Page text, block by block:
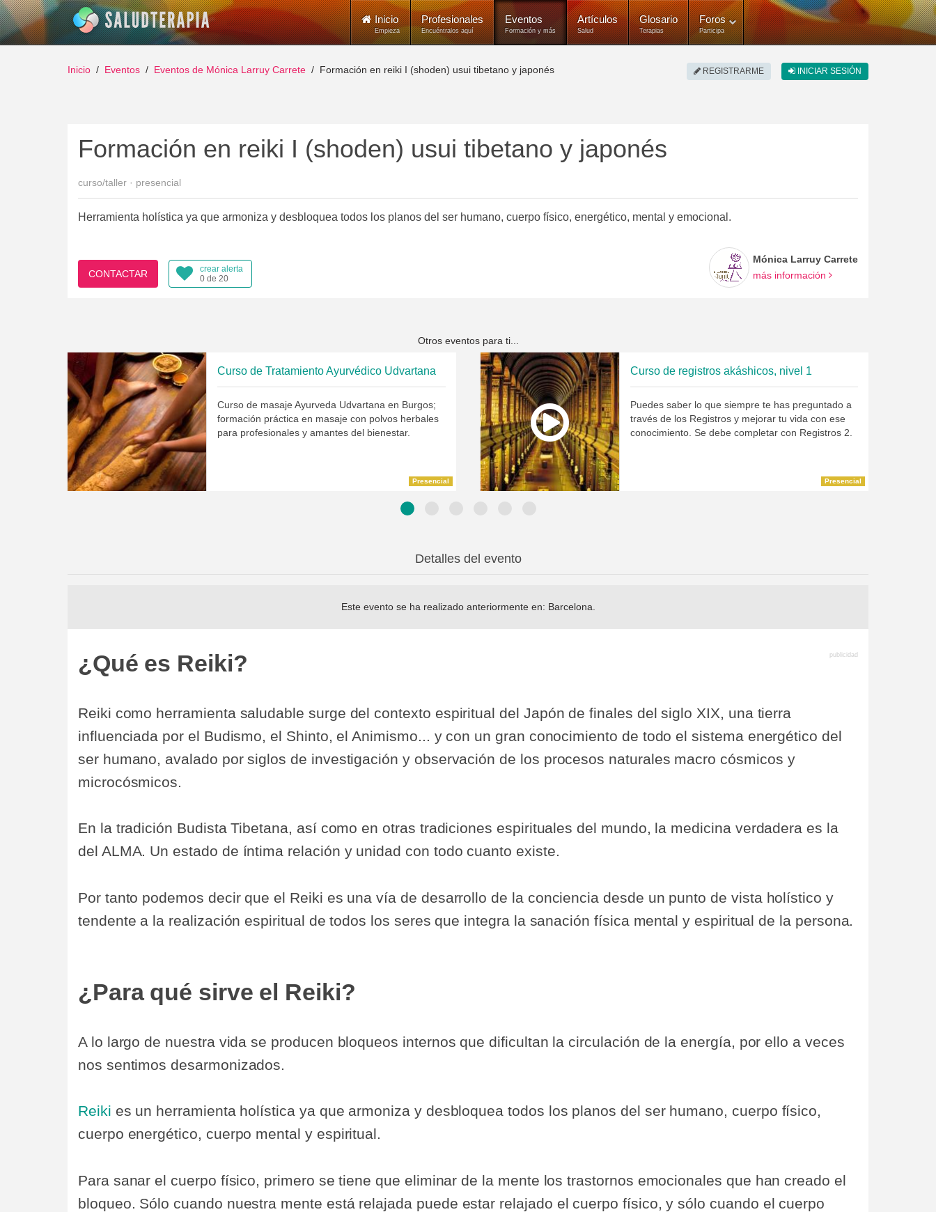
Inicio
Empieza
Profesionales
Encuéntralos aquí
Eventos
Formación y más
Artículos
Salud
Glosario
Terapias
Foros
Participa
REGISTRARME INICIAR SESIÓN
Inicio Eventos Eventos de Mónica Larruy Carrete Formación en reiki I (shoden) usui tibetano y japonés
Formación en reiki I (shoden) usui tibetano y japonés
curso/taller · presencial
Herramienta holística ya que armoniza y desbloquea todos los planos del ser humano, cuerpo físico, energético, mental y emocional.
CONTACTAR
crear alerta
0 de 20
Mónica Larruy Carrete
más información
Otros eventos para ti...
Curso de Tratamiento Ayurvédico Udvartana
Curso de masaje Ayurveda Udvartana en Burgos;
formación práctica en masaje con polvos herbales
para profesionales y amantes del bienestar.
Presencial
Curso de registros akáshicos, nivel 1
Puedes saber lo que siempre te has preguntado a
través de los Registros y mejorar tu vida con ese
conocimiento. Se debe completar con Registros 2.
Presencial
Detalles del evento
Este evento se ha realizado anteriormente en: Barcelona
¿Qué es Reiki?
Reiki como herramienta saludable surge del contexto espiritual del Japón de finales del siglo XIX, una tierra
influenciada por el Budismo, el Shinto, el Animismo... y con un gran conocimiento de todo el sistema energético del
ser humano, avalado por siglos de investigación y observación de los procesos naturales macro cósmicos y
microcósmicos.
En la tradición Budista Tibetana, así como en otras tradiciones espirituales del mundo, la medicina verdadera es la
del ALMA. Un estado de íntima relación y unidad con todo cuanto existe.
Por tanto podemos decir que el Reiki es una vía de desarrollo de la conciencia desde un punto de vista holístico y
tendente a la realización espiritual de todos los seres que integra la sanación física mental y espiritual de la persona.
¿Para qué sirve el Reiki?
A lo largo de nuestra vida se producen bloqueos internos que dificultan la circulación de la energía, por ello a veces
nos sentimos desarmonizados.
Reiki es un herramienta holística ya que armoniza y desbloquea todos los planos del ser humano, cuerpo físico,
cuerpo energético, cuerpo mental y espiritual.
Para sanar el cuerpo físico, primero se tiene que eliminar de la mente los trastornos emocionales que han creado el
bloqueo. Sólo cuando nuestra mente está relajada puede estar relajado el cuerpo físico, y sólo cuando el cuerpo